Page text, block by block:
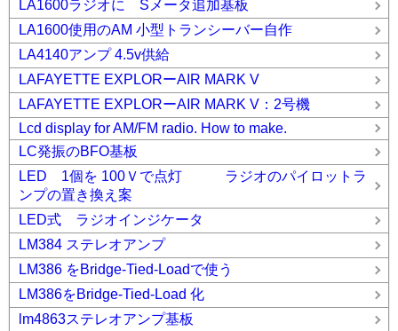
LA1600ラジオに Sメータ追加基板
LA1600使用のAM 小型トランシーバー自作
LA4140アンプ 4.5v供給
LAFAYETTE EXPLORーAIR MARK V
LAFAYETTE EXPLORーAIR MARK V：2号機
Lcd display for AM/FM radio. How to make.
LC発振のBFO基板
LED 1個を 100Ｖで点灯 ラジオのパイロットラ
ンプの置き換え案
LED式 ラジオインジケータ
LM384 ステレオアンプ
LM386 をBridge-Tied-Loadで使う
LM386をBridge-Tied-Load 化
lm4863ステレオアンプ基板